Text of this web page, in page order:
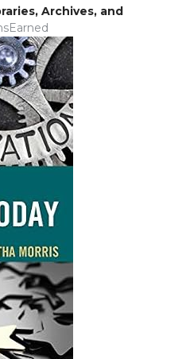
Archives, and